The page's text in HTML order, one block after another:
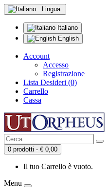
Lingua
Italiano
English
Account
Accesso
Registrazione
Lista Desideri (0)
Carrello
Cassa
0 prodotti - € 0,00
Il tuo Carrello è vuoto.
Menu